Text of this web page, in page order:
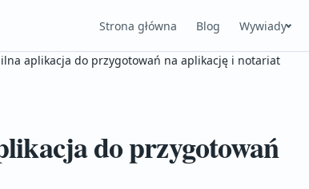
Strona główna Blog Wywiady
aplikacja do przygotowań na aplikację i notariat
do przygotowań